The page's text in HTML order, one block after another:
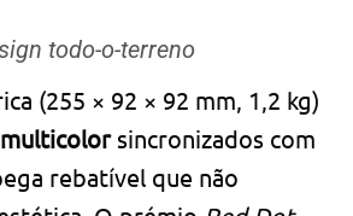
todo-o-terreno
(255 × 92 × 92 mm, 1,2 kg)
multicolorsincronizados com
rebatível que não